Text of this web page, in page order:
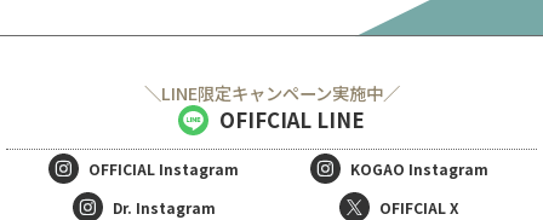
＼LINE限定キャンペーン実施中／
OFIFCIAL LINE
OFFICIAL Instagram KOGAO Instagram
Dr. Instagram
OFIFCIAL X